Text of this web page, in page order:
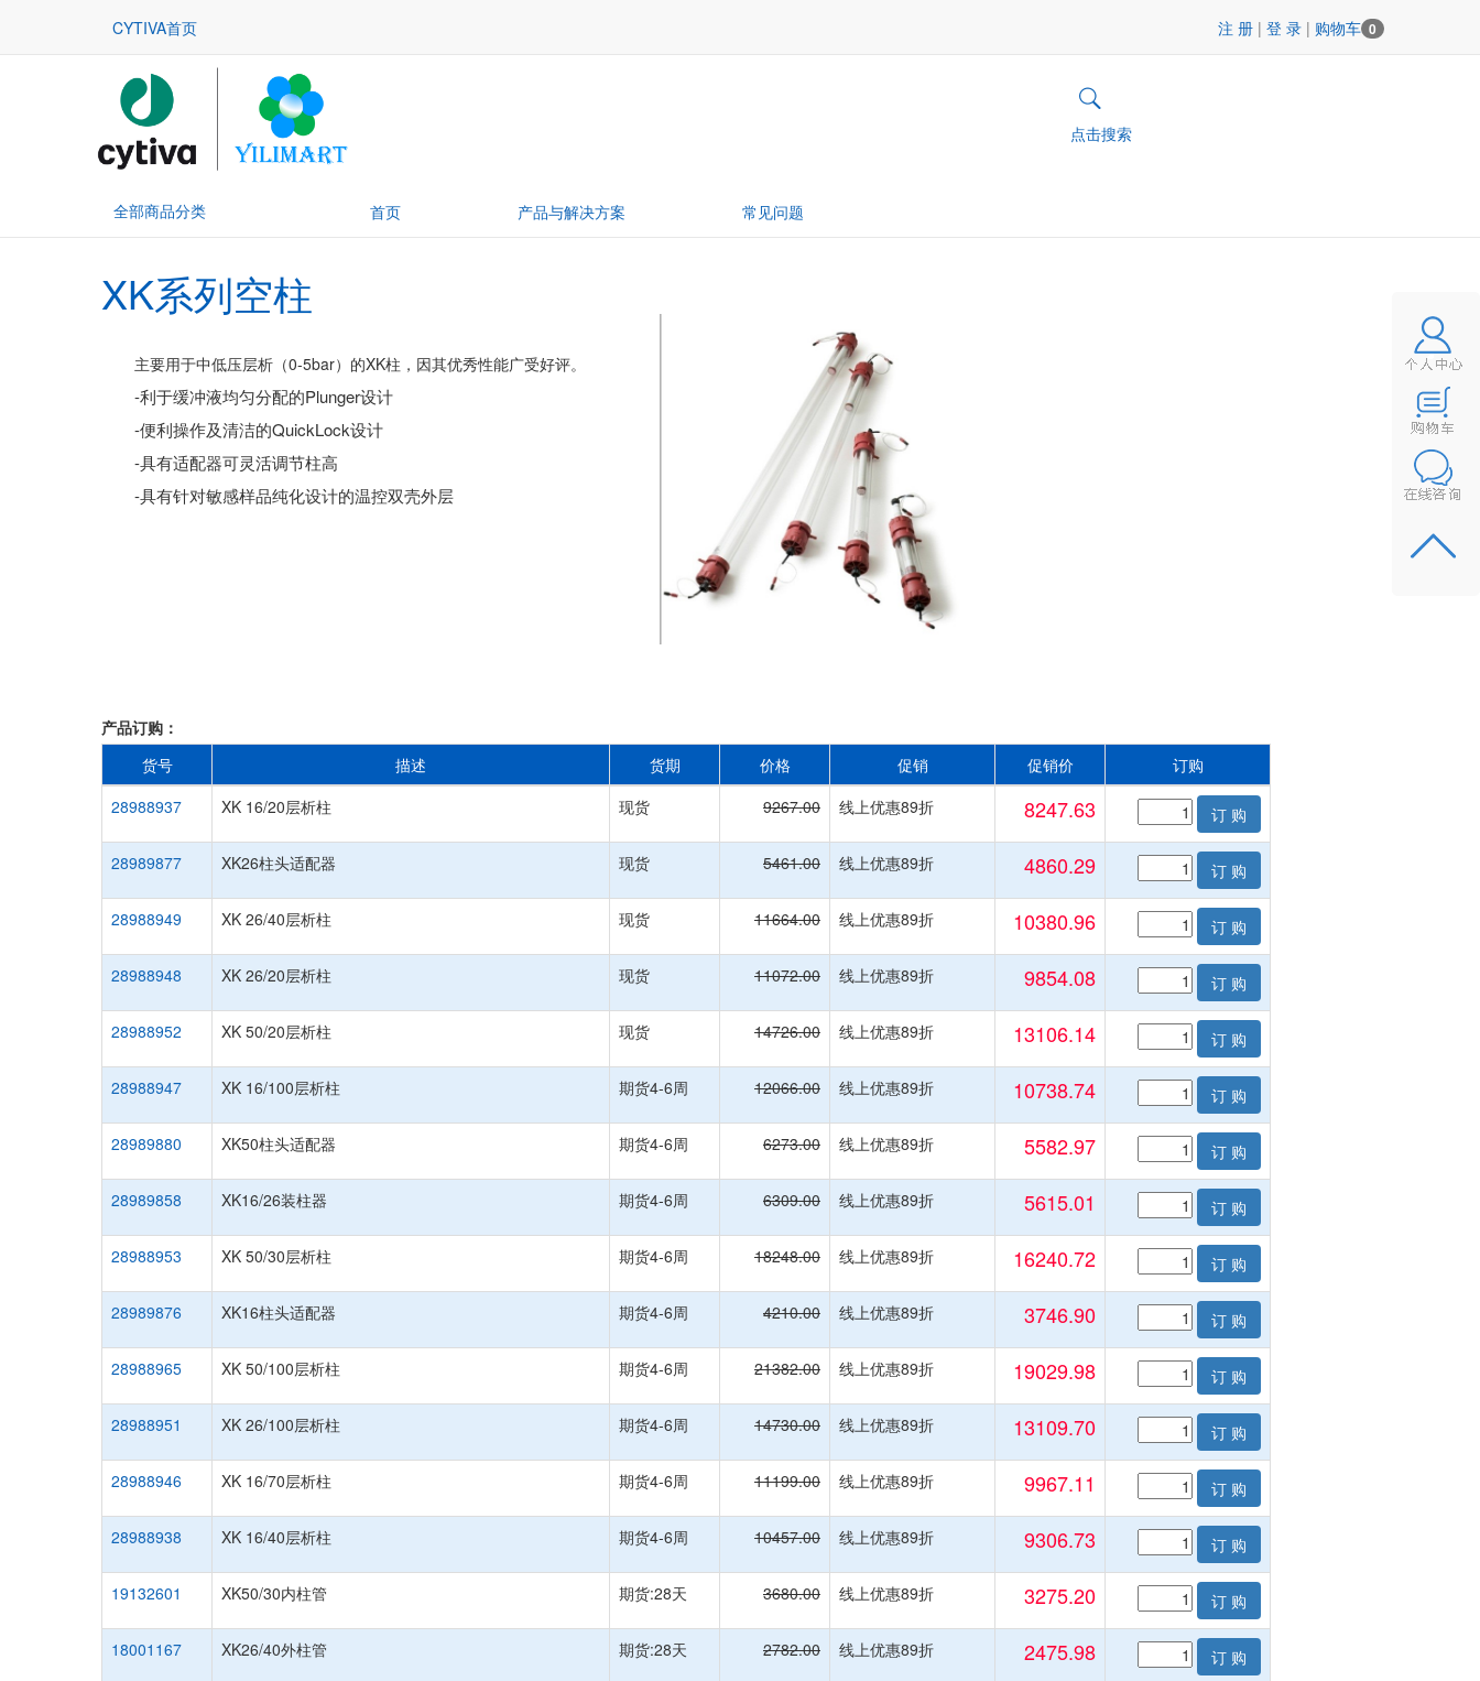
CYTIVA首页 注 册 | 登 录 | 购物车 0
点击搜索
全部商品分类 首页 产品与解决方案 常见问题
XK系列空柱
主要用于中低压层析（0-5bar）的XK柱，因其优秀性能广受好评。
-利于缓冲液均匀分配的Plunger设计
-便利操作及清洁的QuickLock设计
-具有适配器可灵活调节柱高
-具有针对敏感样品纯化设计的温控双壳外层
产品订购：
货号
描述 货期 价格 促销 促销价
订购
28988937
XK 16/20层析柱 现货 9267.00 线上优惠89折 8247.63 订 购
28989877 XK26柱头适配器 现货 5461.00 线上优惠89折 4860.29 订 购
28988949 XK 26/40层析柱 现货 11664.00 线上优惠89折 10380.96 订 购
28988948 XK 26/20层析柱 现货 11072.00 线上优惠89折 9854.08 订 购
28988952 XK 50/20层析柱 现货 14726.00 线上优惠89折 13106.14 订 购
28988947 XK 16/100层析柱 期货4-6周 12066.00 线上优惠89折 10738.74 订 购
28989880 XK50柱头适配器 期货4-6周 6273.00 线上优惠89折 5582.97 订 购
28989858 XK16/26装柱器 期货4-6周 6309.00 线上优惠89折 5615.01 订 购
28988953 XK 50/30层析柱 期货4-6周 18248.00 线上优惠89折 16240.72 订 购
28989876 XK16柱头适配器 期货4-6周 4210.00 线上优惠89折 3746.90 订 购
28988965 XK 50/100层析柱 期货4-6周 21382.00 线上优惠89折 19029.98 订 购
28988951 XK 26/100层析柱 期货4-6周 14730.00 线上优惠89折 13109.70 订 购
28988946 XK 16/70层析柱 期货4-6周 11199.00 线上优惠89折 9967.11 订 购
28988938 XK 16/40层析柱 期货4-6周 10457.00 线上优惠89折 9306.73 订 购
19132601 XK50/30内柱管 期货:28天 3680.00 线上优惠89折 3275.20 订 购
18001167 XK26/40外柱管 期货:28天 2782.00 线上优惠89折 2475.98 订 购